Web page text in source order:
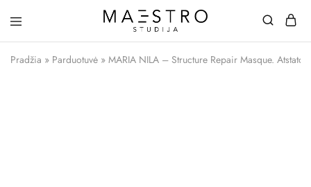
Studija
Pradžia » Parduotuvė » MARIA NILA – Structure Repair Masque.